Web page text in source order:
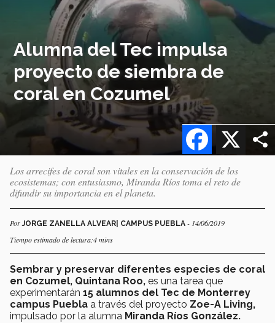
Alumna del Tec impulsa
proyecto de siembra de
coral en Cozumel
X
Facebook
Los arrecifes de coral son vitales en la conservación de los
ecosistemas; con entusiasmo, Miranda Ríos toma el reto de
difundir su importancia en el planeta.
PorJORGE ZANELLA ALVEAR| CAMPUS PUEBLA - 14/06/2019
Tiempo estimado de lectura:4 mins
Sembrar y preservar diferentes especies de coral
en Cozumel, Quintana Roo, es una tarea que
experimentarán 15 alumnos del Tec de Monterrey
campus Puebla a través del proyecto Zoe-A Living,
impulsado por la alumna Miranda Ríos González.